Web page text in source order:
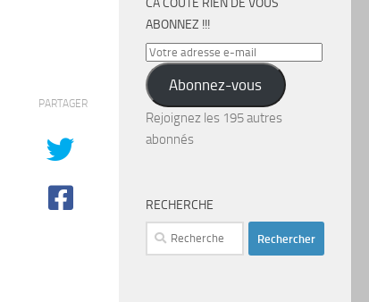
PARTAGER
CA COÛTE RIEN DE VOUS
ABONNEZ !!!
Votre
adresse
e-
mail
Abonnez-vous
Rejoignez les 195 autres
abonnés
RECHERCHE
Rechercher :